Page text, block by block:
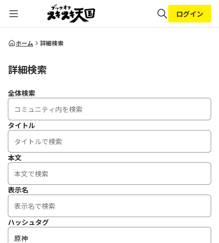
全体検索
ログイン
ホーム 詳細検索
詳細検索
全体検索
タイトル
本文
表示名
ハッシュタグ